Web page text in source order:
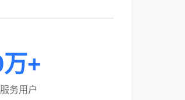
+
务用户